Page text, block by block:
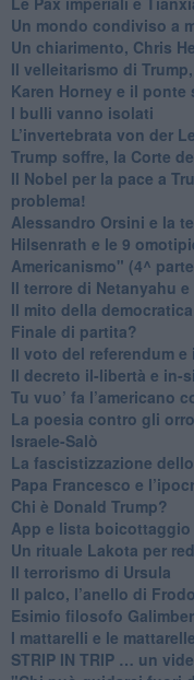
Un mondo condiviso a
​Un chiarimento, Chris
Il velleitarismo di
​Karen Horney e il ponte
​I bulli vanno isolati
L’invertebrata von der
Trump soffre, la Corte
​Il Nobel per la pace a
problema!
​Alessandro Orsini e la
​Hilsenrath e le 9
Americanismo" (4^
​Il terrore di Netanyahu
Il mito della
​Finale di partita?
​Il voto del referendum
Il decreto il-libertà e in-
Tu vuo’ fa l’americano
La poesia contro gli
Israele-Salò
​La fascistizzazione
Papa Francesco e
​Chi è Donald Trump?
App e lista boicottaggio
​Un rituale Lakota per
Il terrorismo di Ursula
​Il palco, l’anello di
Esimio filosofo
​I mattarelli e le
​STRIP IN TRIP … un